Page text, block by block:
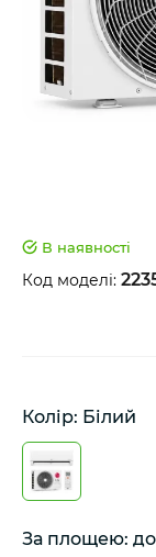
В наявності
Код моделі:
Колір: Білий
За площею: до